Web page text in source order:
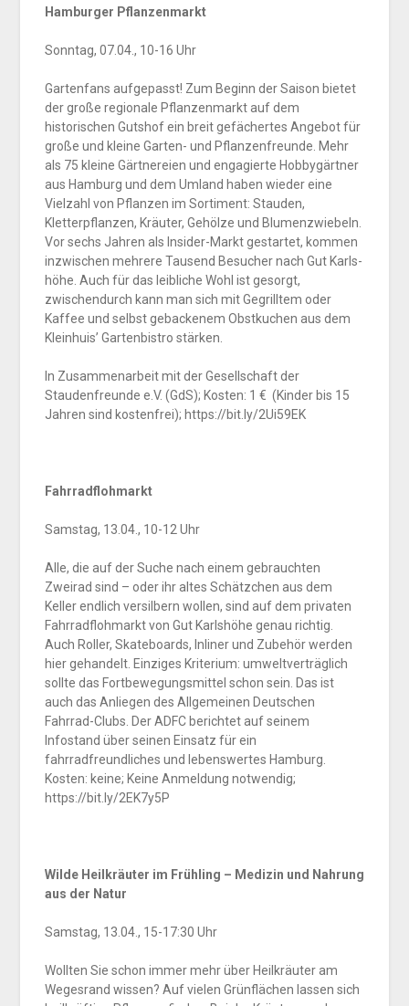
Hamburger Pflanzenmarkt
Sonntag, 07.04., 10-16 Uhr
Gartenfans aufgepasst! Zum Beginn der Saison bietet
der große regionale Pflanzenmarkt auf dem
historischen Gutshof ein breit gefächertes Angebot für
große und kleine Garten- und Pflanzenfreunde. Mehr
als 75 kleine Gärtnereien und engagierte Hobbygärtner
aus Hamburg und dem Umland haben wieder eine
Vielzahl von Pflanzen im Sortiment: Stauden,
Kletterpflanzen, Kräuter, Gehölze und Blumenzwiebeln.
Vor sechs Jahren als Insider-Markt gestartet, kommen
inzwischen mehrere Tausend Besucher nach Gut Karls­
höhe. Auch für das leibliche Wohl ist gesorgt,
zwischendurch kann man sich mit Gegrilltem oder
Kaffee und selbst gebackenem Obstkuchen aus dem
Kleinhuis’ Gartenbistro stärken.
In Zusammenarbeit mit der Gesellschaft der
Staudenfreunde e.V. (GdS); Kosten: 1 € (Kinder bis 15
Jahren sind kostenfrei); https://bit.ly/2Ui59EK
Fahrradflohmarkt
Samstag, 13.04., 10-12 Uhr
Alle, die auf der Suche nach einem gebrauchten
Zweirad sind – oder ihr altes Schätzchen aus dem
Keller endlich versilbern wollen, sind auf dem privaten
Fahrradflohmarkt von Gut Karlshöhe genau richtig.
Auch Roller, Skateboards, Inliner und Zubehör werden
hier gehandelt. Einziges Kriterium: umweltverträglich
sollte das Fortbewegungsmittel schon sein. Das ist
auch das Anliegen des Allgemeinen Deutschen
Fahrrad-Clubs. Der ADFC berichtet auf seinem
Infostand über seinen Einsatz für ein
fahrradfreundliches und lebenswertes Hamburg.
Kosten: keine; Keine Anmeldung notwendig;
https://bit.ly/2EK7y5P
Wilde Heilkräuter im Frühling – Medizin und Nahrung
aus der Natur
Samstag, 13.04., 15-17:30 Uhr
Wollten Sie schon immer mehr über Heilkräuter am
Wegesrand wissen? Auf vielen Grünflächen lassen sich